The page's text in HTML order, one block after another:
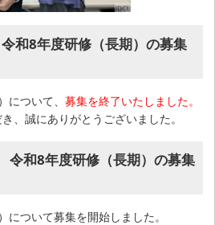
和8年度研修（長期）の募集
について、募集を終了いたしました。
、誠にありがとうございました。
和8年度研修（長期）の募集
について募集を開始しました。